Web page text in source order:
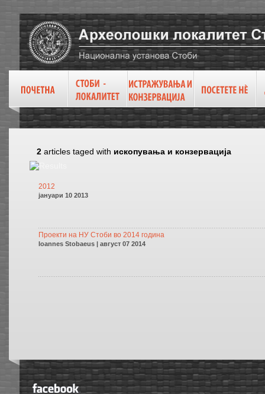
2 articles taged with ископувања и конзервација
2012
јануари 10 2013
Проекти на НУ Стоби во 2014 година
Ioannes Stobaeus | август 07 2014